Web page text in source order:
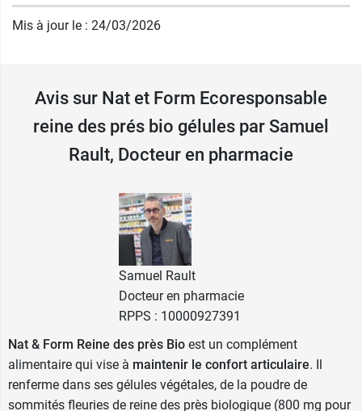
gélules
Contenance :200 gélules d'origine végétale.
Poids net : 55 g.
Articulation bio de Nat et Form
ZA de kerloudan
56270 PLOEMEUR FRANCE
France
+33 297 863 379
Mis à jour le : 24/03/2026
Avis sur Nat et Form Ecoresponsable
reine des prés bio gélules par Samuel
Rault, Docteur en pharmacie
Samuel Rault
Docteur en pharmacie
RPPS : 10000927391
Nat & Form Reine des près Bio est un complément
alimentaire qui vise à maintenir le confort articulaire. Il
renferme dans ses gélules végétales, de la poudre de
sommités fleuries de reine des près biologique (800 mg pour